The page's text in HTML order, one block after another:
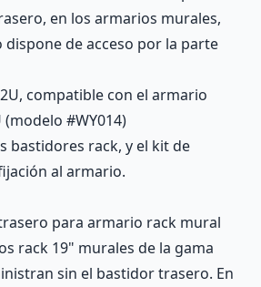
en los armarios murales,
dispone de acceso por la parte
compatible con el armario
#WY014)
bastidores rack, y el kit de
al armario.
para armario rack mural
rack 19" murales de la gama
sin el bastidor trasero. En